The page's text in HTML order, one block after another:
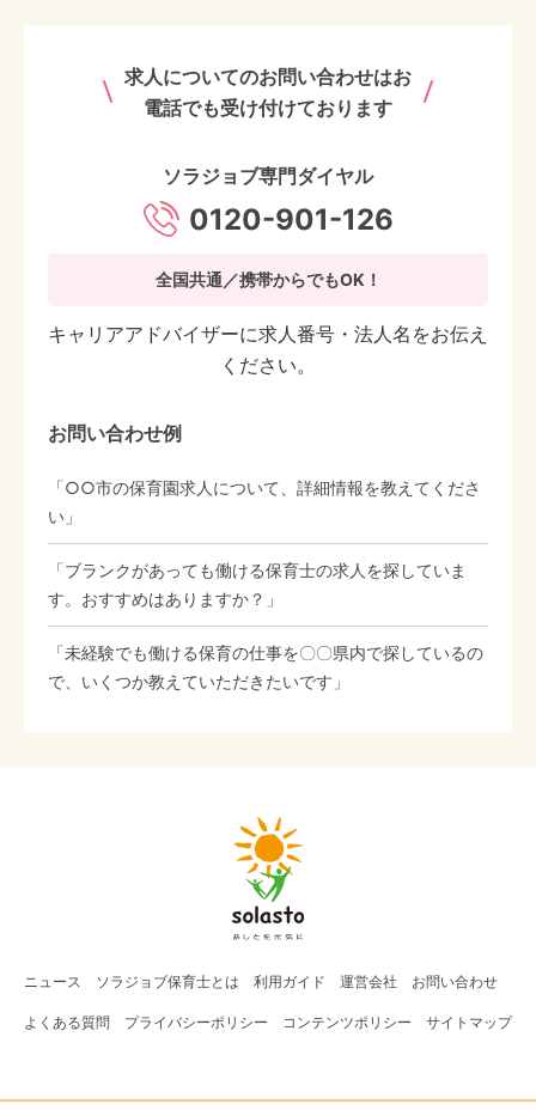
求人についてのお問い合わせはお
電話でも受け付けております
ソラジョブ専門ダイヤル
0120-901-126
全国共通／携帯からでもOK！
キャリアアドバイザーに求人番号・法人名をお伝え
ください。
お問い合わせ例
「○○市の保育園求人について、詳細情報を教えてくださ
い」
「ブランクがあっても働ける保育士の求人を探していま
す。おすすめはありますか？」
「未経験でも働ける保育の仕事を〇〇県内で探しているの
で、いくつか教えていただきたいです」
ニュース ソラジョブ保育士とは 利用ガイド 運営会社 お問い合わせ
よくある質問 プライバシーポリシー コンテンツポリシー サイトマップ